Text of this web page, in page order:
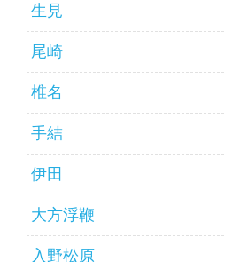
生見
尾崎
椎名
手結
伊田
大方浮鞭
入野松原